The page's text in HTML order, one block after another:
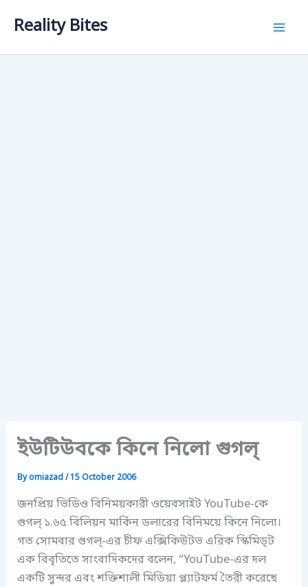
Reality Bites
ইউটিউবকে কিনে নিলো গুগল্
Byomiazad/15 October 2006
জনপ্রিয় ভিডিও বিনিময়কারী ওয়েবসাইট YouTube-কে
গুগল্ ১.৬৫ বিলিয়ন মার্কিন ডলারের বিনিময়ে কিনে নিলো।
গত সোমবার গুগল্-এর চীফ এক্সিকিউটভ এরিক স্কিমিড্ট
এক বিবৃতিতে সাংবাদিকদের বলেন, “YouTube-এর দল
একটি সুন্দর এবং শক্তিশালী মিডিয়া প্ল্যাটফর্ম তৈরী করেছে